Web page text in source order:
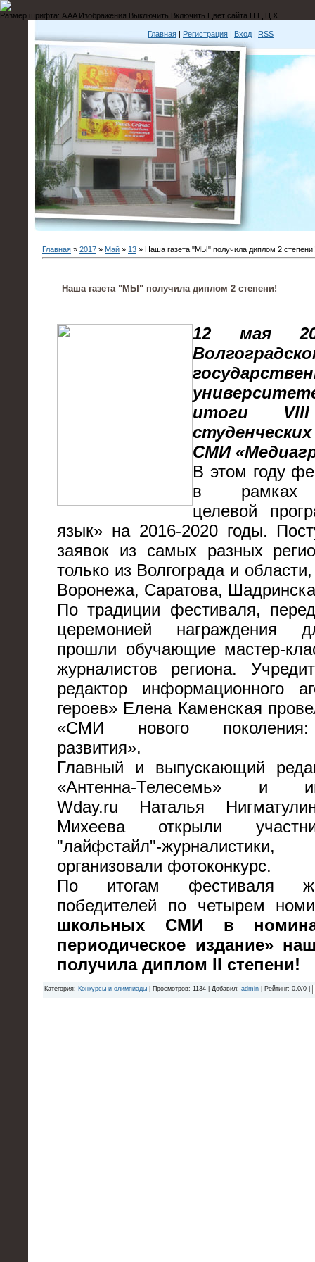
Размер шрифта: A AAИзображения Выключить Включить Цвет сайта Ц Ц Ц Х
Главная | Регистрация | Вход | RSS
Главная » 2017 » Май » 13 » Наша газета "МЫ" получила диплом 2 степени!
Наша газета "МЫ" получила диплом 2 степени!
12 мая
итоги VIII
СМИ
В этом году
в рамках
целевой
язык» на 2016-2020 годы.
заявок из самых разных
только из Волгограда и
Воронежа, Саратова,
По традиции фестиваля,
церемонией награждения
прошли обучающие мастер-
журналистов региона.
редактор информационного
героев» Елена Каменская
«СМИ нового поколения:
развития».
Главный и выпускающий
«Антенна-Телесемь» и
Wday.ru Наталья
Михеева открыли
"лайфстайл"-
организовали фотоконкурс.
По итогам фестиваля
победителей по четырем
школьных СМИ в
периодическое издание»
получила диплом II степени!
Категория: Конкурсы и олимпиады | Просмотров: 1134 | Добавил: admin | Рейтинг: 0.0/0 |